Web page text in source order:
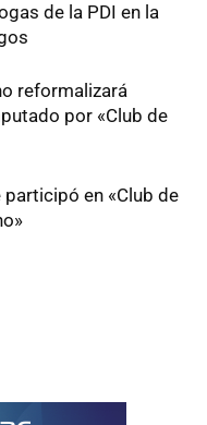
de la PDI en la
reformalizará
por «Club de
participó en «Club de